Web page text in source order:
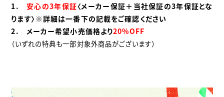
1.安心の3年保証〈メーカー保証＋当社保証の3年保証とな
ります〉※詳細は一番下の記載をご確認ください
2. メーカー希望小売価格より20%OFF
（いずれの特典も一部対象外商品がございます）